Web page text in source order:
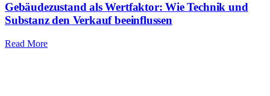
Gebäudezustand als Wertfaktor: Wie Technik und
Substanz den Verkauf beeinflussen
Read More